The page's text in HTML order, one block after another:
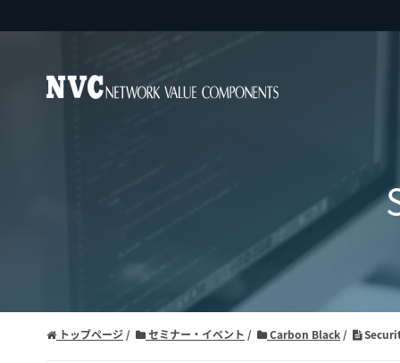
トップページ セミナー・イベント Carbon Black